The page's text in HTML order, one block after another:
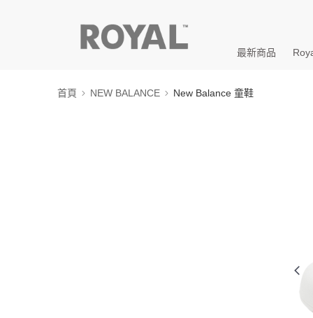
最新商品
首頁 NEW BALANCE New Balance 童鞋